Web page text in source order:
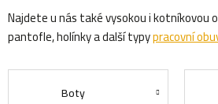
Najdete u nás také vysokou i kotníkovou
pantofle, holínky a další typypracovní
Boty